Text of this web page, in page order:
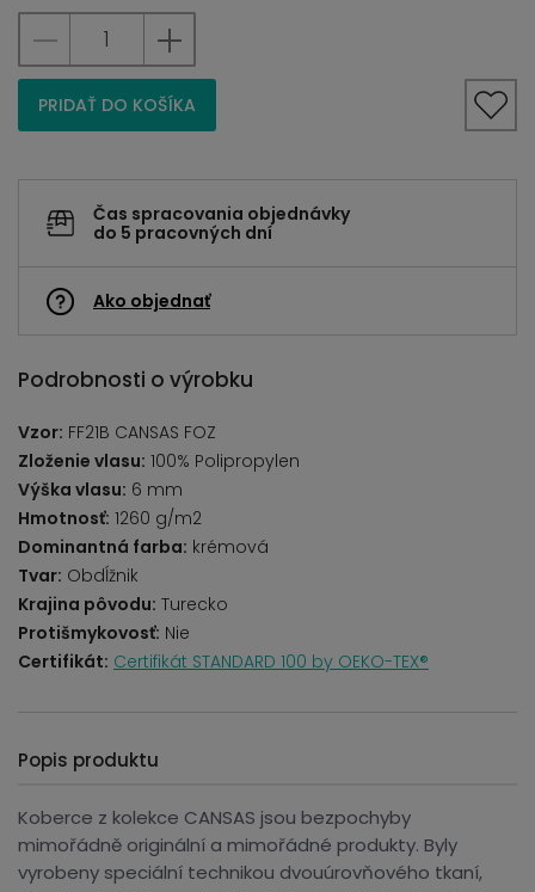
PRIDAŤ DO KOŠÍKA
Čas spracovania objednávky
do 5 pracovných dní
Ako objednať
Podrobnosti o výrobku
Vzor: FF21B CANSAS FOZ
Zloženie vlasu: 100% Polipropylen
Výška vlasu: 6 mm
Hmotnosť: 1260 g/m2
Dominantná farba: krémová
Tvar: Obdĺžnik
Krajina pôvodu: Turecko
Protišmykovosť: Nie
Certifikát: Certifikát STANDARD 100 by OEKO-TEX®
Popis produktu
Koberce z kolekce CANSAS jsou bezpochyby
mimořádně originální a mimořádné produkty. Byly
vyrobeny speciální technikou dvouúrovňového tkaní,